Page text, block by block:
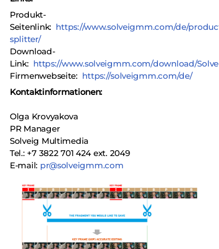
Produkt-
Seitenlink: https://www.solveigmm.com/de/
splitter/
Download-
Link: https://www.solveigmm.com/download/
Firmenwebseite: https://solveigmm.com/de/
Kontaktinformationen:
Olga Krovyakova
PR Manager
Solveig Multimedia
Tel.: +7 3822 701 424 ext. 2049
E-mail: pr@solveigmm.com